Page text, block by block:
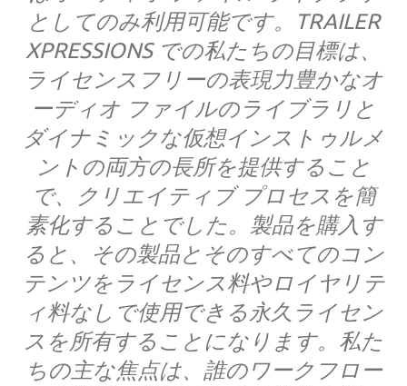
としてのみ利用可能です。TRAILER
XPRESSIONS での私たちの目標は、
ライセンスフリーの表​​現力豊かなオ
ーディオ ファイルのライブラリと
ダイナミックな仮想インストゥルメ
ントの両方の長所を提供すること
で、クリエイティブ プロセスを簡
素化することでした。製品を購入す
ると、その製品とそのすべてのコン
テンツをライセンス料やロイヤリテ
ィ料なしで使用できる永久ライセン
スを所有することになります。私た
ちの主な焦点は、誰のワークフロー